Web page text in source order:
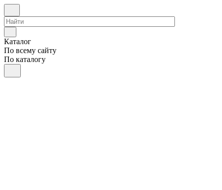
Каталог
По всему сайту
По каталогу